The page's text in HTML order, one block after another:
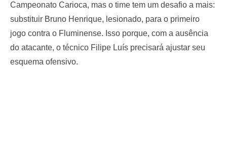
Campeonato Carioca, mas o time tem um desafio a mais:
substituir Bruno Henrique, lesionado, para o primeiro
jogo contra o Fluminense. Isso porque, com a ausência
do atacante, o técnico Filipe Luís precisará ajustar seu
esquema ofensivo.